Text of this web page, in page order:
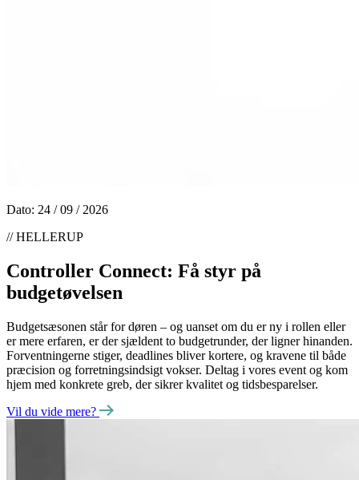
Dato: 24 / 09 / 2026
//HELLERUP
Controller Connect: Få styr på
budgetøvelsen
Budgetsæsonen står for døren – og uanset om du er ny i rollen eller
er mere erfaren, er der sjældent to budgetrunder, der ligner hinanden.
Forventningerne stiger, deadlines bliver kortere, og kravene til både
præcision og forretningsindsigt vokser. Deltag i vores event og kom
hjem med konkrete greb, der sikrer kvalitet og tidsbesparelser.
Vil du vide mere?